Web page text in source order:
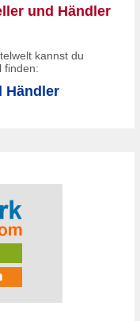
und Händler
kannst du
finden:
Händler